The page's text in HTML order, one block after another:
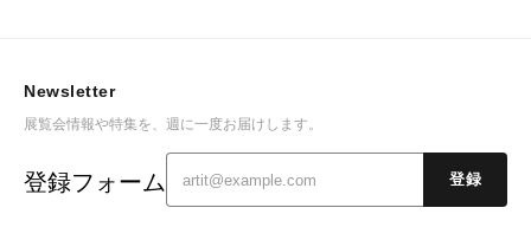
Newsletter
展覧会情報や特集を、週に一度お届けします。
登録フォーム 登録